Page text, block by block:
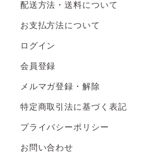
配送方法・送料について
お支払方法について
ログイン
会員登録
メルマガ登録・解除
特定商取引法に基づく表記
プライバシーポリシー
お問い合わせ